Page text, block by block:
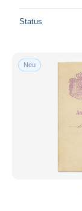
Status
Neu